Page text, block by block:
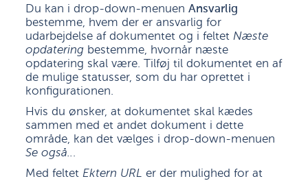
Du kan i drop-down-menuen Ansvarlig
bestemme, hvem der er ansvarlig for
udarbejdelse af dokumentet og i feltet Næste
opdatering bestemme, hvornår næste
opdatering skal være. Tilføj til dokumentet en af
de mulige statusser, som du har oprettet i
konfigurationen.
Hvis du ønsker, at dokumentet skal kædes
sammen med et andet dokument i dette
område, kan det vælges i drop-down-menuen
Se også...
Med feltet Ektern URL er der mulighed for at